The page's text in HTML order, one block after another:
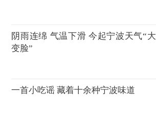
阴雨连绵 气温下滑 今起宁波天气“大
变脸”
一首小吃谣 藏着十余种宁波味道